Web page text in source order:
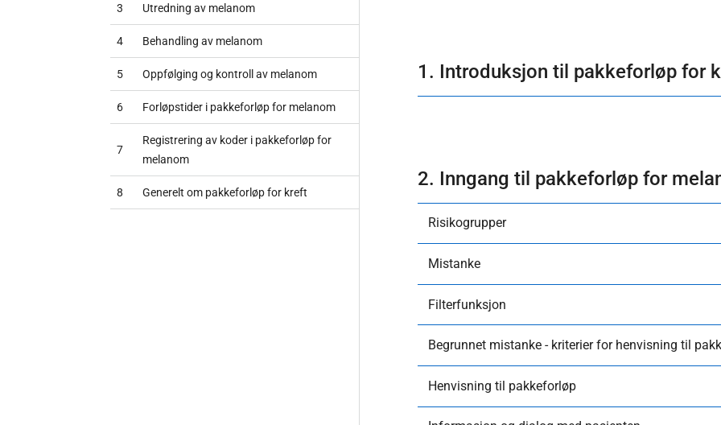
3 Utredning av melanom
4 Behandling av melanom
5 Oppfølging og kontroll av melanom
6 Forløpstider i pakkeforløp for melanom
7
Registrering av koder i pakkeforløp for
melanom
8 Generelt om pakkeforløp for kreft
1. Introduksjon til pakkeforløp for
2. Inngang til pakkeforløp for
Risikogrupper
Mistanke
Filterfunksjon
Begrunnet mistanke - kriterier for henvisning til
Henvisning til pakkeforløp